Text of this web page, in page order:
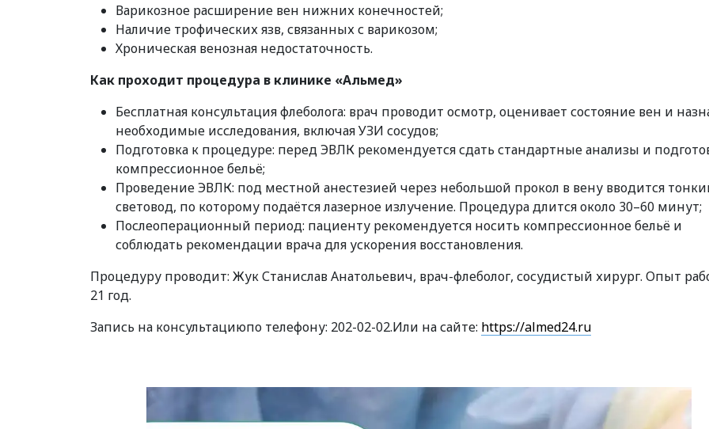
Варикозное расширение вен нижних конечностей;
Наличие трофических язв, связанных с варикозом;
Хроническая венозная недостаточность.
Как проходит процедура в клинике «Альмед»
Бесплатная консультация флеболога: врач проводит осмотр, оценивает состояние вен и
необходимые исследования, включая УЗИ сосудов;
Подготовка к процедуре: перед ЭВЛК рекомендуется сдать стандартные анализы и
компрессионное бельё;
Проведение ЭВЛК: под местной анестезией через небольшой прокол в вену вводится
световод, по которому подаётся лазерное излучение. Процедура длится около 30–60 минут;
Послеоперационный период: пациенту рекомендуется носить компрессионное бельё и
соблюдать рекомендации врача для ускорения восстановления.
Процедуру проводит: Жук Станислав Анатольевич, врач-флеболог, сосудистый хирург. Опыт
21 год.
Запись на консультациюпо телефону: 202-02-02.Или на сайте: https://almed24.ru